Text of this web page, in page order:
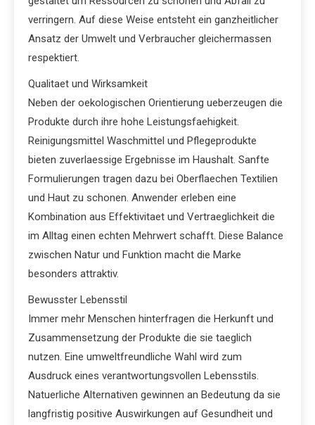
verringern. Auf diese Weise entsteht ein ganzheitlicher
Ansatz der Umwelt und Verbraucher gleichermassen
respektiert.
Qualitaet und Wirksamkeit
Neben der oekologischen Orientierung ueberzeugen die
Produkte durch ihre hohe Leistungsfaehigkeit.
Reinigungsmittel Waschmittel und Pflegeprodukte
bieten zuverlaessige Ergebnisse im Haushalt. Sanfte
Formulierungen tragen dazu bei Oberflaechen Textilien
und Haut zu schonen. Anwender erleben eine
Kombination aus Effektivitaet und Vertraeglichkeit die
im Alltag einen echten Mehrwert schafft. Diese Balance
zwischen Natur und Funktion macht die Marke
besonders attraktiv.
Bewusster Lebensstil
Immer mehr Menschen hinterfragen die Herkunft und
Zusammensetzung der Produkte die sie taeglich
nutzen. Eine umweltfreundliche Wahl wird zum
Ausdruck eines verantwortungsvollen Lebensstils.
Natuerliche Alternativen gewinnen an Bedeutung da sie
langfristig positive Auswirkungen auf Gesundheit und